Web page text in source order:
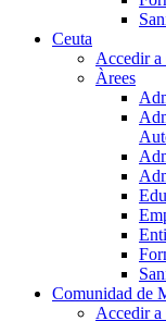
Ceuta
Accedir a
Àrees
Comunidad de
Accedir